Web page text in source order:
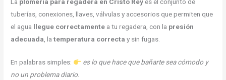
tuberías, conexiones, llaves, válvulas y accesorios que permiten que
el agua llegue correctamente a tu regadera, con la presión
adecuada , latemperatura correcta y sin fugas.
En palabras simples:
es lo que hace que bañarte sea cómodo y
no un problema diario.